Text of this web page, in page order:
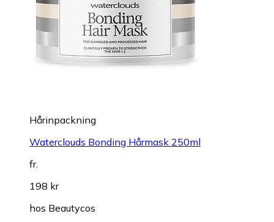
Hårinpackning
Waterclouds Bonding Hårmask 250ml
fr.
198 kr
hos Beautycos